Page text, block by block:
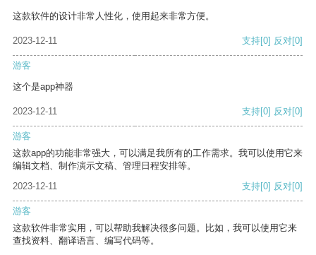
这款软件的设计非常人性化，使用起来非常方便。
2023-12-11 支持[0] 反对[0]
游客
这个是app神器
2023-12-11 支持[0] 反对[0]
游客
这款app的功能非常强大，可以满足我所有的工作需求。我可以使用它来
编辑文档、制作演示文稿、管理日程安排等。
2023-12-11
支持[0] 反对[0]
游客
这款软件非常实用，可以帮助我解决很多问题。比如，我可以使用它来
查找资料、翻译语言、编写代码等。